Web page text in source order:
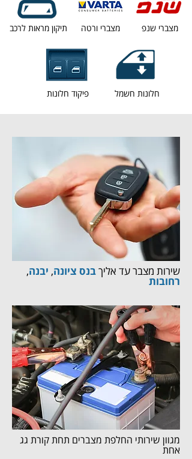
תיקון מראות לרכב מצברי ורטה מצברי שנפ
פיקוד חלונות חלונות חשמל
שירות מצבר עד אליךבנס ציונה, יבנה,
רחובות
מגוון שירותי החלפת מצברים תחת קורת גג
אחת